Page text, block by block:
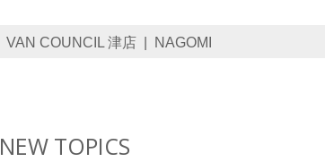
VAN COUNCIL 津店 NAGOMI
NEW TOPICS